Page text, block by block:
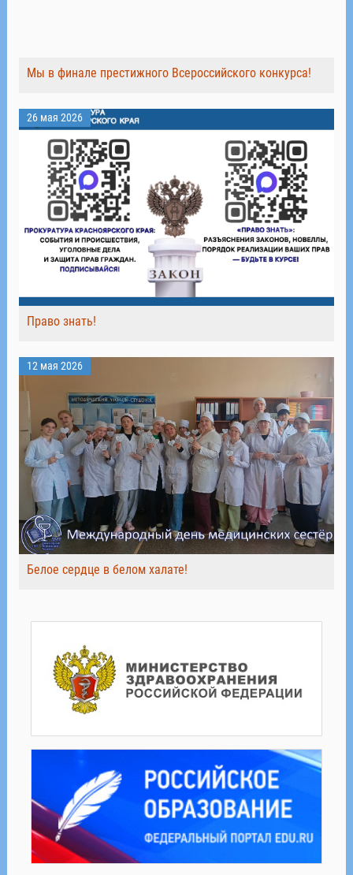
Мы в финале престижного Всероссийского конкурса!
26 мая 2026
Право знать!
12 мая 2026
Белое сердце в белом халате!